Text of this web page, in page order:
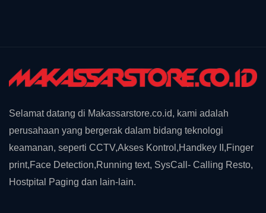
Selamat datang di Makassarstore.co.id, kami adalah
perusahaan yang bergerak dalam bidang teknologi
keamanan, seperti CCTV,Akses Kontrol,Handkey II,Finger
print,Face Detection,Running text, SysCall- Calling Resto,
Hostpital Paging dan lain-lain.